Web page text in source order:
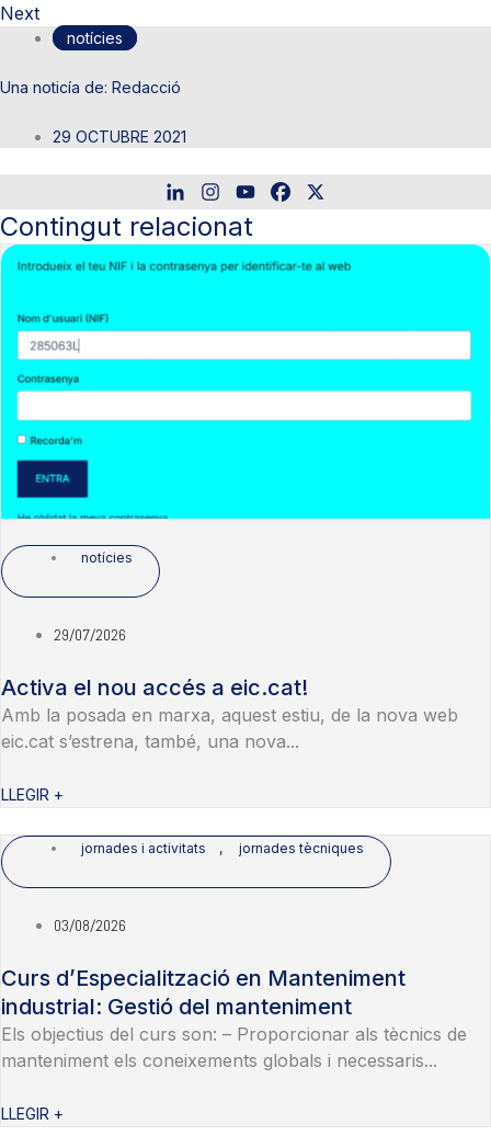
Next
notícies
Redacció
29 OCTUBRE 2021
Contingut relacionat
notícies
29/07/2026
Activa el nou accés a eic.cat!
Amb la posada en marxa, aquest estiu, de la nova web
eic.cat s’estrena, també, una nova...
LLEGIR +
jornades i activitats , jornades tècniques
03/08/2026
Curs d’Especialització en Manteniment
industrial: Gestió del manteniment
Els objectius del curs son: – Proporcionar als tècnics de
manteniment els coneixements globals i necessaris...
LLEGIR +